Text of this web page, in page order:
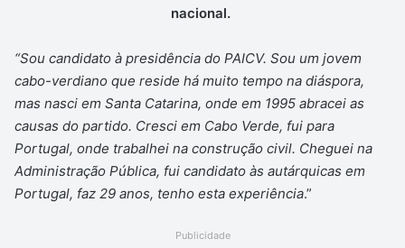
nacional.
“Sou candidato à presidência do PAICV. Sou um jovem
cabo-verdiano que reside há muito tempo na diáspora,
mas nasci em Santa Catarina, onde em 1995 abracei as
causas do partido. Cresci em Cabo Verde, fui para
Portugal, onde trabalhei na construção civil. Cheguei na
Administração Pública, fui candidato às autárquicas em
Portugal, faz 29 anos, tenho esta experiência.”
Publicidade